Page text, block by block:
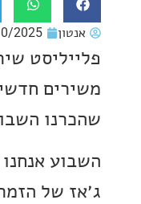
10/10/2025
08:20
שירי
חדשים
השבוע.
אנחנו עם
של הזמרת זוכת